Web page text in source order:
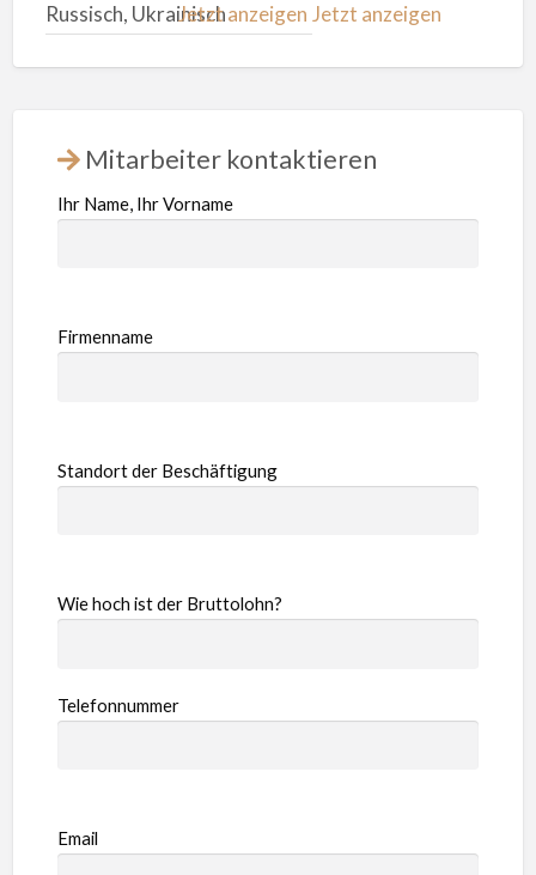
Russisch, UkrainischJetzt anzeigen Jetzt anzeigen
Mitarbeiter kontaktieren
Ihr Name, Ihr Vorname
Firmenname
Standort der Beschäftigung
Wie hoch ist der Bruttolohn?
Telefonnummer
Email